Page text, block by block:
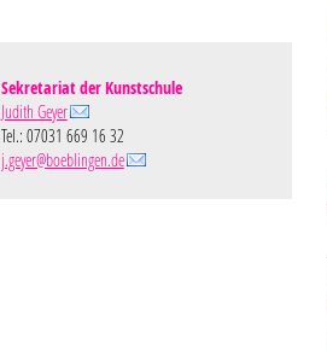
Sekretariat der Kunstschule
Judith Geyer
Tel.: 07031 669 16 32
j.geyer@boeblingen.de